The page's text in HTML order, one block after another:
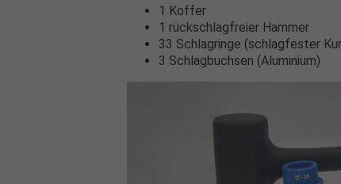
1 Koffer
1 rückschlagfreier Hammer
33 Schlagringe (schlagfester
3 Schlagbuchsen (Aluminium)